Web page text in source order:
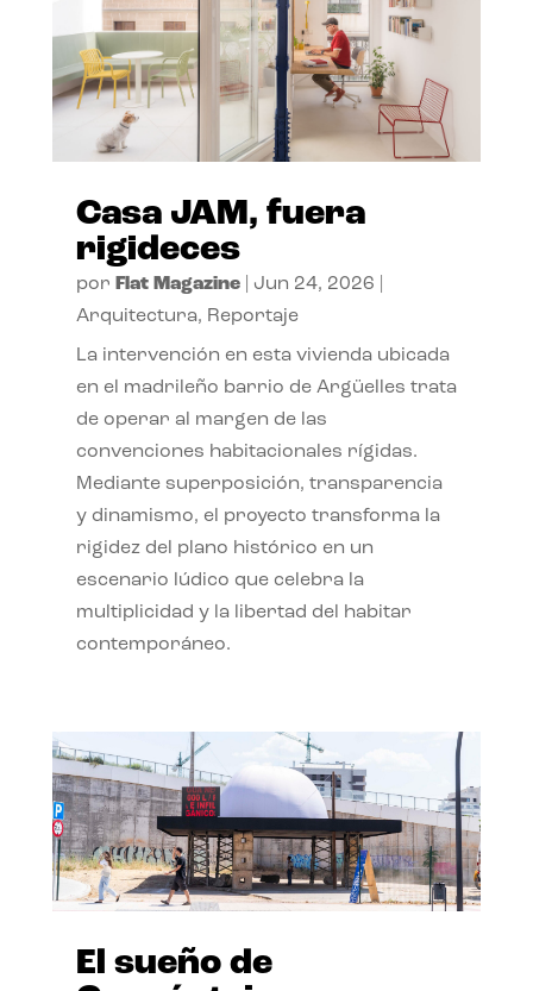
Casa JAM, fuera
rigideces
por Flat Magazine| Jun 24, 2026
Arquitectura, Reportaje
La intervención en esta vivienda ubicada
en el madrileño barrio de Argüelles trata
de operar al margen de las
convenciones habitacionales rígidas.
Mediante superposición, transparencia
y dinamismo, el proyecto transforma la
rigidez del plano histórico en un
escenario lúdico que celebra la
multiplicidad y la libertad del habitar
contemporáneo.
El sueño de